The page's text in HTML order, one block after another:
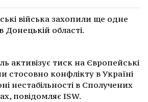
війська захопили ще одне
Донецькій області.
активізує тиск на Європейські
стосовно конфлікту в Україні
нестабільності в Сполучених
повідомляє ISW.